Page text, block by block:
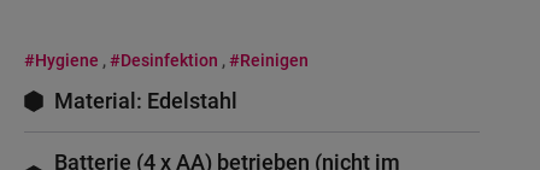
#Hygiene ,#Desinfektion ,#Reinigen
Material: Edelstahl
Batterie (4 x AA) betrieben (nicht im